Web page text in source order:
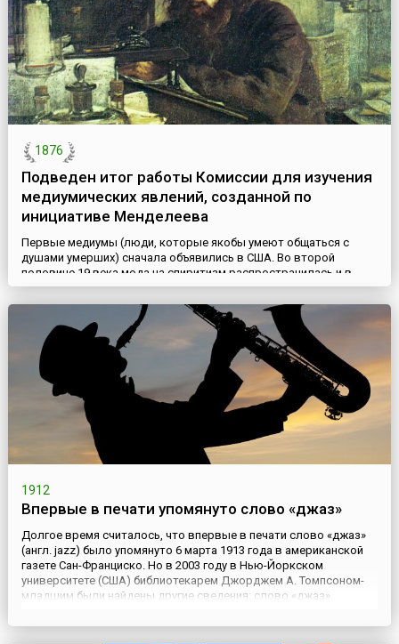
1876
Подведен итог работы Комиссии для изучения
медиумических явлений, созданной по
инициативе Менделеева
Первые медиумы (люди, которые якобы умеют общаться с
душами умерших) сначала объявились в США. Во второй
половине 19 века мода на спиритизм распространилась и в
Европе. Увлеклись им и жители Российской империи. Первые
спиритические сеансы в России были проведены в 1870-х годах
медиумом Юмом. 2 апреля 1876 года состоялось
заключительное заседание созданной по инициативе Дмитрия
Менделеева Комис...
1912
Впервые в печати упомянуто слово «джаз»
Долгое время считалось, что впервые в печати слово «джаз»
(англ. jazz) было упомянуто 6 марта 1913 года в американской
газете Сан-Франциско. Но в 2003 году в Нью-Йоркском
университете (США) библиотекарем Джорджем А. Томпсоном-
младшим были найдены другие сведения: слово «джаз»
позже, в 1917 году, американский журнал Literary Dig...